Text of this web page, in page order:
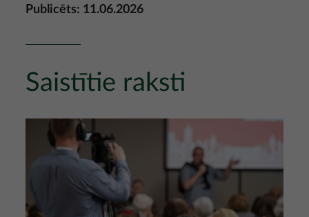
Publicēts: 11.06.2026
Saistītie raksti